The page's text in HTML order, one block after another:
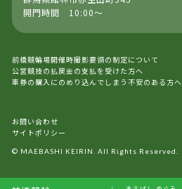
開門時間 10:00～
前橋競輪場開催時撮影要領の制定について
公営競技の払戻金の支払を受けた方へ
車券の購入にのめり込んでしまう不安のある方へ
お問い合わせ
サイトポリシー
© MAEBASHI KEIRIN. All Rights Reserved.